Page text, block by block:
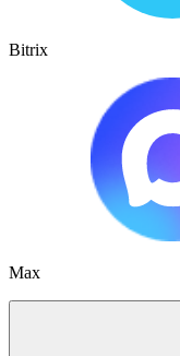
Bitrix
Max